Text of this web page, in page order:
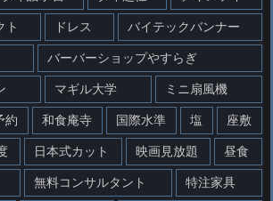
ト ドレス バイテックバンナー
バーバーショップやすらぎ
マギル大学 ミニ扇風機
約 和食庵寺 国際水準 塩 座敷
日本式カット 映画見放題 昼食
無料コンサルタント 特注家具